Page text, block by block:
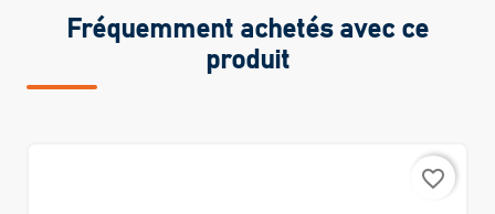
Fréquemment achetés avec ce
produit
favorite_border